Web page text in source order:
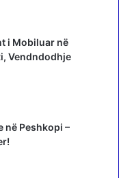
i Mobiluar në
Vendndodhje
në Peshkopi –